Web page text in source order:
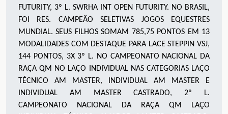
FUTURITY, 3º L. SWRHA INT OPEN FUTURITY. NO BRASIL,
FOI RES. CAMPEÃO SELETIVAS JOGOS EQUESTRES
MUNDIAL. SEUS FILHOS SOMAM 785,75 PONTOS EM 13
MODALIDADES COM DESTAQUE PARA LACE STEPPIN VSJ,
144 PONTOS, 3X 3º L. NO CAMPEONATO NACIONAL DA
RAÇA QM NO LAÇO INDIVIDUAL NAS CATEGORIAS LAÇO
TÉCNICO AM MASTER, INDIVIDUAL AM MASTER E
INDIVIDUAL AM MASTER CASTRADO, 2º L.
CAMPEONATO NACIONAL DA RAÇA QM LAÇO